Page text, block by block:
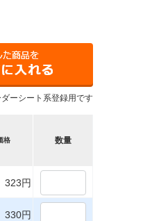
ーシート系登録用です
格 数量
323円
330円